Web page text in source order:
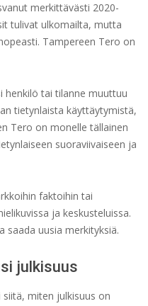
merkittävästi 2020-
tulivat ulkomailta, mutta
Tampereen Tero on
henkilö tai tilanne muuttuu
tietynlaista käyttäytymistä,
Tero on monelle tällainen
suoraviivaiseen ja
faktoihin tai
ja keskusteluissa.
saada uusia merkityksiä.
julkisuus
miten julkisuus on